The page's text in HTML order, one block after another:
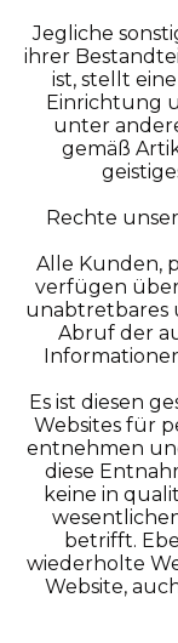
Jegliche
ihrer
ist, stellt
Einrichtung
unter
gemäß
Rechte
Alle Kunden,
verfügen über
unabtretbares
Abruf der
Es ist diesen
Websites für
entnehmen
diese
keine in
betrifft.
wiederholte
Website,